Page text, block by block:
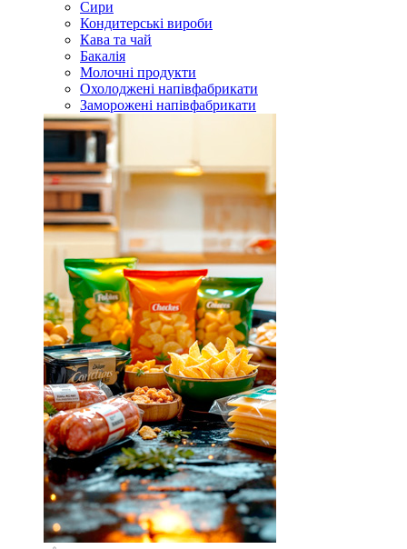
Сири
Кондитерські вироби
Кава та чай
Бакалія
Молочні продукти
Охолоджені напівфабрикати
Заморожені напівфабрикати